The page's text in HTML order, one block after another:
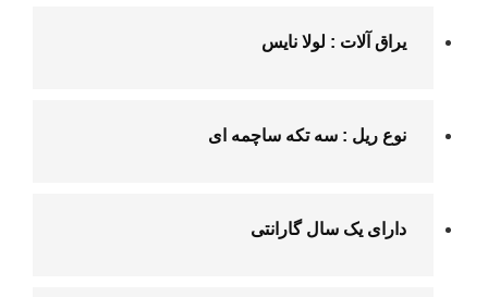
یراق آلات : لولا نایس
نوع ریل : سه تکه ساچمه ای
دارای یک سال گارانتی